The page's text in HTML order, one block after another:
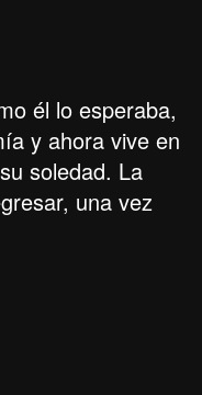
él lo esperaba,
y ahora vive en
soledad. La
una vez